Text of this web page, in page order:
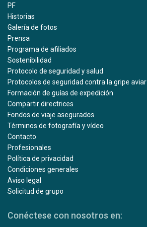
PF
Historias
Galería de fotos
Prensa
Programa de afiliados
Sostenibilidad
Protocolo de seguridad y salud
Protocolos de seguridad contra la gripe aviar
Formación de guías de expedición
Compartir directrices
Fondos de viaje asegurados
Términos de fotografía y vídeo
Contacto
Profesionales
Política de privacidad
Condiciones generales
Aviso legal
Solicitud de grupo
Conéctese con nosotros en: